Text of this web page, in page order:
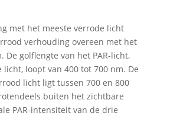
met het meeste verrode licht
verhouding overeen met het
De golflengte van het PAR-licht,
loopt van 400 tot 700 nm. De
licht ligt tussen 700 en 800
buiten het zichtbare
PAR-intensiteit van de drie